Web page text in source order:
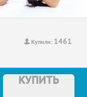
Купили: 1461
КУПИТЬ